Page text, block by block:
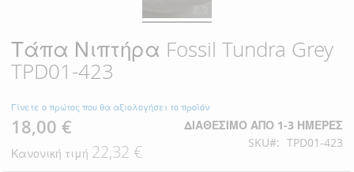
Τάπα Νιπτήρα Fossil Tundra Grey
TPD01-423
Γίνετε ο πρώτος που θα αξιολογήσει το προϊόν
Ειδική
Τιμή
18,00 €
Κανονική τιμή 22,32 €
ΔΙΑΘΈΣΙΜΟ ΑΠΌ 1-3 ΗΜΈΡΕΣ
SKU
TPD01-423